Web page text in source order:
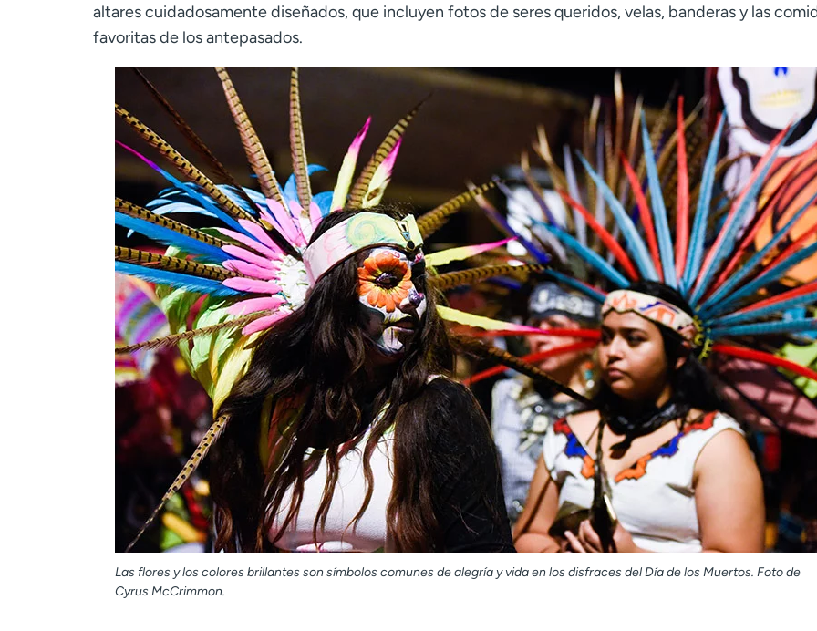
altares cuidadosamente diseñados, que incluyen fotos de seres queridos, velas, banderas y las
favoritas de los antepasados.
Las flores y los colores brillantes son símbolos comunes de alegría y vida en los disfraces del Día de los Muertos. Foto de
Cyrus McCrimmon.